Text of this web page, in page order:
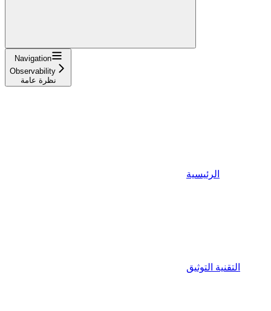
Navigation
Observability
نظرة عامة
الرئيسية
التقنية التوثيق